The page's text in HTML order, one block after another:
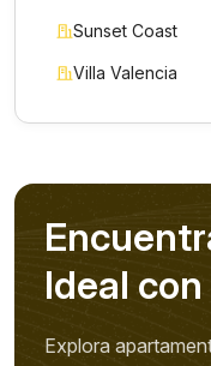
Sunset Coast
Villa Valencia
Encuentr
Ideal con
Explora